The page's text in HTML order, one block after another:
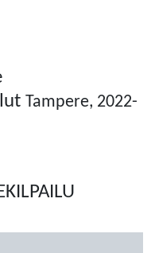
Tampere, 2022-